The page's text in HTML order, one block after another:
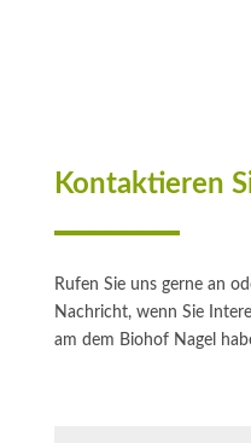
Kontaktieren
Rufen Sie uns gerne an
Nachricht, wenn Sie
am dem Biohof Nagel